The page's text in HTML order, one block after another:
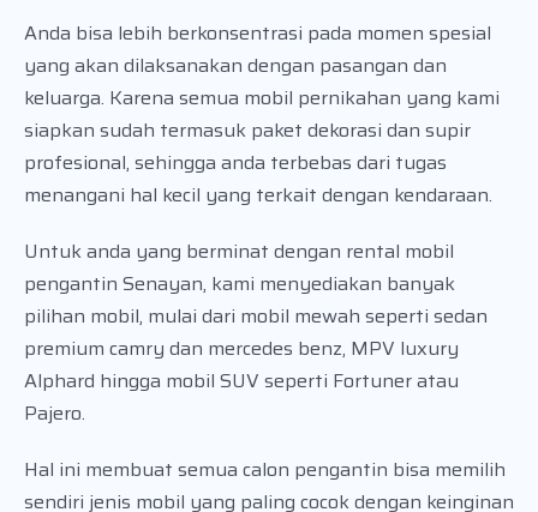
Anda bisa lebih berkonsentrasi pada momen spesial
yang akan dilaksanakan dengan pasangan dan
keluarga. Karena semua mobil pernikahan yang kami
siapkan sudah termasuk paket dekorasi dan supir
profesional, sehingga anda terbebas dari tugas
menangani hal kecil yang terkait dengan kendaraan.
Untuk anda yang berminat dengan rental mobil
pengantin Senayan, kami menyediakan banyak
pilihan mobil, mulai dari mobil mewah seperti sedan
premium camry dan mercedes benz, MPV luxury
Alphard hingga mobil SUV seperti Fortuner atau
Pajero.
Hal ini membuat semua calon pengantin bisa memilih
sendiri jenis mobil yang paling cocok dengan keinginan